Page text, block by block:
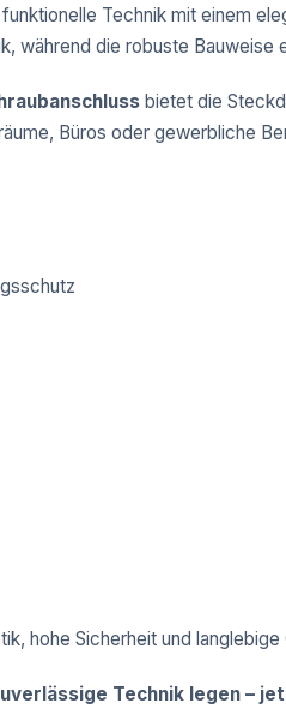
Technik mit einem
während die robuste Bauweise
bietet die
Büros oder gewerbliche
hohe Sicherheit und
Technik legen –